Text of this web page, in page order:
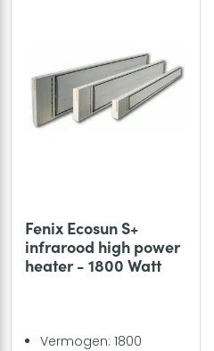
Fenix Ecosun S+
infrarood high power
heater - 1800 Watt
Vermogen: 1800